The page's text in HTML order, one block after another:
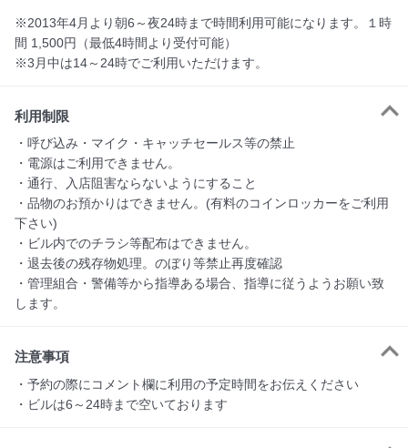
※2013年4月より朝6～夜24時まで時間利用可能になります。１時
間 1,500円（最低4時間より受付可能）
※3月中は14～24時でご利用いただけます。
利用制限
・呼び込み・マイク・キャッチセールス等の禁止
・電源はご利用できません。
・通行、入店阻害ならないようにすること
・品物のお預かりはできません。(有料のコインロッカーをご利用
下さい)
・ビル内でのチラシ等配布はできません。
・退去後の残存物処理。のぼり等禁止再度確認
・管理組合・警備等から指導ある場合、指導に従うようお願い致
します。
注意事項
・予約の際にコメント欄に利用の予定時間をお伝えください
・ビルは6～24時まで空いております